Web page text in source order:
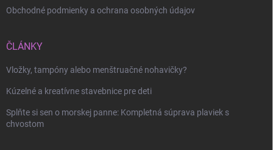
Obchodné podmienky a ochrana osobných údajov
ČLÁNKY
Vložky, tampóny alebo menštruačné nohavičky?
Kúzelné a kreatívne stavebnice pre deti
Splňte si sen o morskej panne: Kompletná súprava plaviek s
chvostom